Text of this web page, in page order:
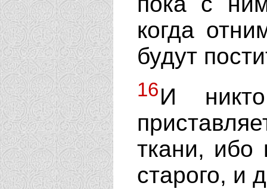
когда
будут
16И
ткани, ибо
старого, и